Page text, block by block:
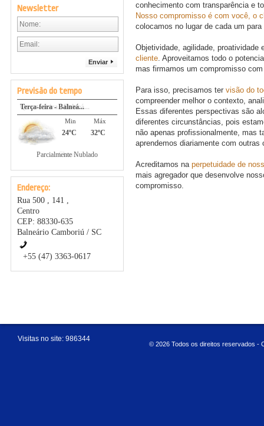
Newsletter
Enviar
Previsão do tempo
Terça-feira - Balneá...
Máx
32ºC
Min
24ºC
Parcialmente Nublado
Quarta-feira - Balneá...
Máx
32ºC
Min
24ºC
Chuva
Endereço:
Rua 500 , 141 ,
Centro
CEP: 88330-635
Balneário Camboriú / SC
+55 (47) 3363-0617
conhecimento com transparência e
Nosso compromisso é com você, o
colocamos no lugar de cada um
Objetividade, agilidade,
cliente. Aproveitamos todo o
mas firmamos um compromisso
Para isso, precisamos ter visão do
compreender melhor o contexto,
Essas diferentes perspectivas são
diferentes circunstâncias, pois
não apenas profissionalmente, mas
aprendemos diariamente com
Acreditamos na perpetuidade de
mais agregador que desenvolve
compromisso.
Visitas no site: 986344
© 2026 Todos os direitos reservados -